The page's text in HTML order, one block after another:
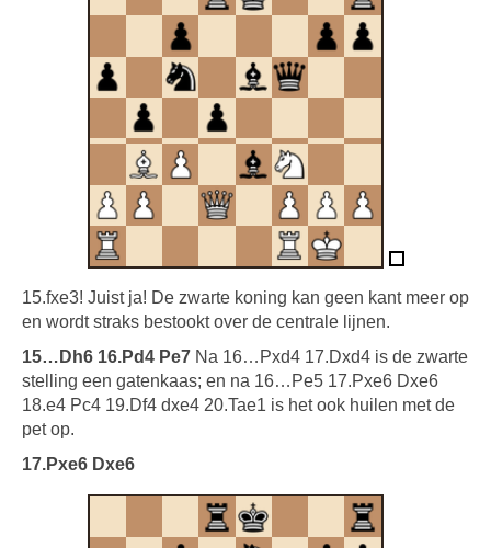
15.fxe3! Juist ja! De zwarte koning kan geen kant meer op
en wordt straks bestookt over de centrale lijnen.
15…Dh6 16.Pd4 Pe7 Na 16…Pxd4 17.Dxd4 is de zwarte
stelling een gatenkaas; en na 16…Pe5 17.Pxe6 Dxe6
18.e4 Pc4 19.Df4 dxe4 20.Tae1 is het ook huilen met de
pet op.
17.Pxe6 Dxe6